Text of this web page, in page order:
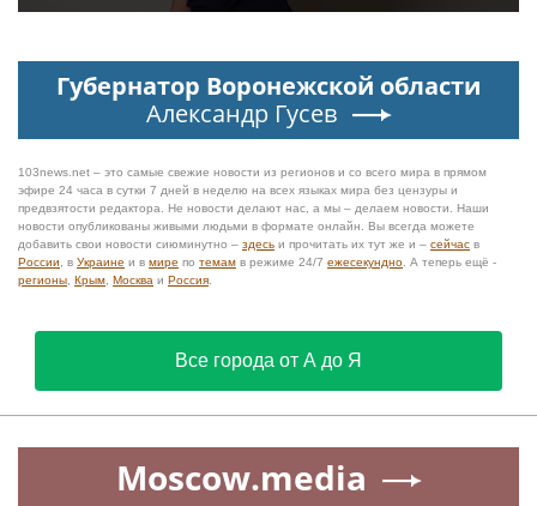
Губернатор Воронежской области
Александр Гусев
103news.net – это самые свежие новости из регионов и со всего мира в прямом
эфире 24 часа в сутки 7 дней в неделю на всех языках мира без цензуры и
предвзятости редактора. Не новости делают нас, а мы – делаем новости. Наши
новости опубликованы живыми людьми в формате онлайн. Вы всегда можете
добавить свои новости сиюминутно – здесь и прочитать их тут же и – сейчас в
России , в Украине и в мире по темам в режиме 24/7 ежесекундно . А теперь ещё -
регионы Крым Москва и Россия
Все города от А до Я
Moscow.media